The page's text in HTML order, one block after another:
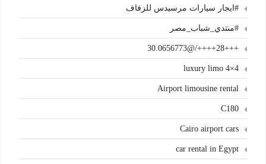
#ايجار سيارات مرسيدس للزفاف
#منتدي_شباب_مصر
+++28++++/@30.0656773
4×4 luxury limo
Airport limousine rental
C180
Cairo airport cars
car rental in Egypt